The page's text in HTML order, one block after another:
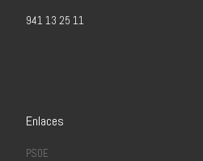
941 13 25 11
Enlaces
PSOE